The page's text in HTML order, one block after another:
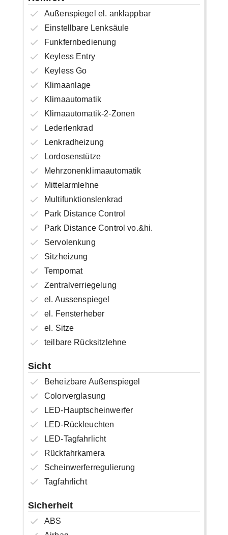
Außenspiegel el. anklappbar
Einstellbare Lenksäule
Funkfernbedienung
Keyless Entry
Keyless Go
Klimaanlage
Klimaautomatik
Klimaautomatik-2-Zonen
Lederlenkrad
Lenkradheizung
Lordosenstütze
Mehrzonenklimaautomatik
Mittelarmlehne
Multifunktionslenkrad
Park Distance Control
Park Distance Control vo.&hi.
Servolenkung
Sitzheizung
Tempomat
Zentralverriegelung
el. Aussenspiegel
el. Fensterheber
el. Sitze
teilbare Rücksitzlehne
Sicht
Beheizbare Außenspiegel
Colorverglasung
LED-Hauptscheinwerfer
LED-Rückleuchten
LED-Tagfahrlicht
Rückfahrkamera
Scheinwerferregulierung
Tagfahrlicht
Sicherheit
ABS